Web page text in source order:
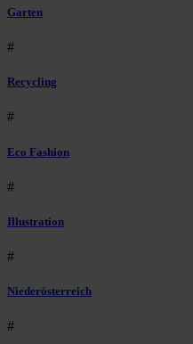
Garten
#
Recycling
#
Eco Fashion
#
Illustration
#
Niederösterreich
#